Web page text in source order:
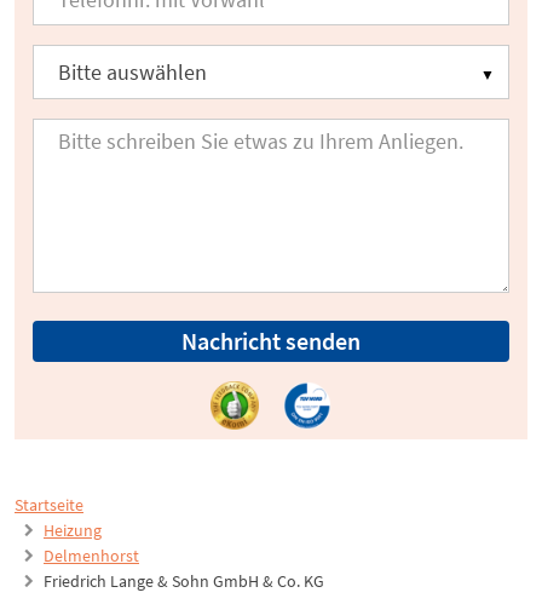
Startseite
Heizung
Delmenhorst
Friedrich Lange & Sohn GmbH & Co. KG
Nachricht senden